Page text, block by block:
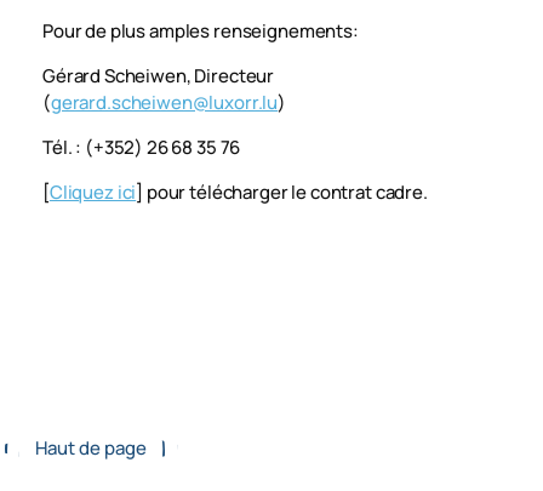
Pour de plus amples renseignements:
Gérard Scheiwen, Directeur
(gerard.scheiwen@luxorr.lu)
Tél. : (+352) 26 68 35 76
[Cliquez ici] pour télécharger le contrat cadre.
Haut de page